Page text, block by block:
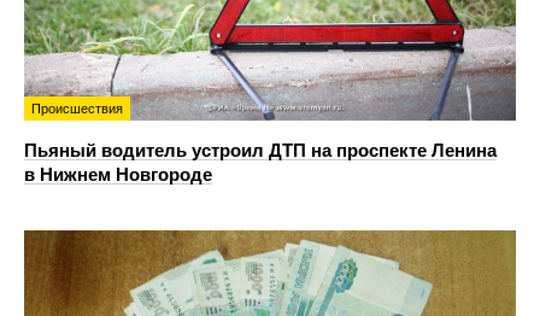
Происшествия
Пьяный водитель устроил ДТП на проспекте Ленина
в Нижнем Новгороде